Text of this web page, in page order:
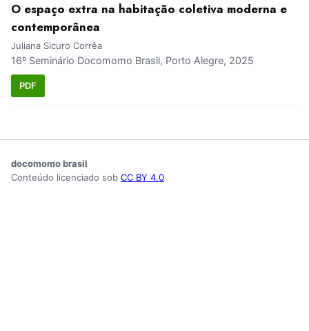
O espaço extra na habitação coletiva moderna e
contemporânea
Juliana Sicuro Corrêa
16º Seminário Docomomo Brasil, Porto Alegre, 2025
PDF
docomomo brasil
Conteúdo licenciado sob CC BY 4.0